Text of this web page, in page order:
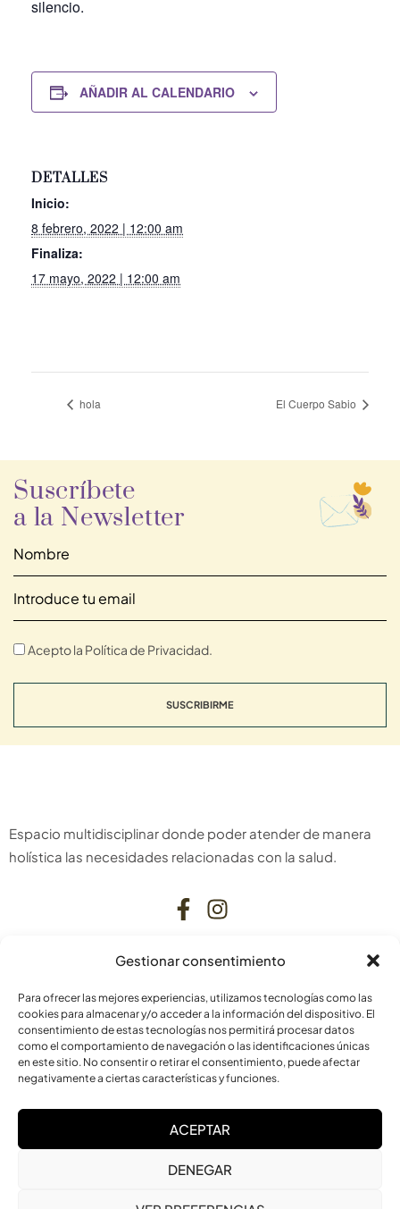
Gestionar consentimiento
Para ofrecer las mejores experiencias, utilizamos tecnologías como las
cookies para almacenar y/o acceder a la información del dispositivo. El
consentimiento de estas tecnologías nos permitirá procesar datos
como el comportamiento de navegación o las identificaciones únicas
en este sitio. No consentir o retirar el consentimiento, puede afectar
negativamente a ciertas características y funciones.
ACEPTAR
DENEGAR
silencio.
AÑADIR AL CALENDARIO
DETALLES
Inicio:
8 febrero, 2022 | 12:00 am
Finaliza:
17 mayo, 2022 | 12:00 am
hola El Cuerpo Sabio
Suscríbete
a la Newsletter
Acepto la Política de Privacidad.
SUSCRIBIRME
Espacio multidisciplinar donde poder atender de manera
holística las necesidades relacionadas con la salud.
C. Bardenas Reales, 11, bajo
31006 Pamplona
Navarra